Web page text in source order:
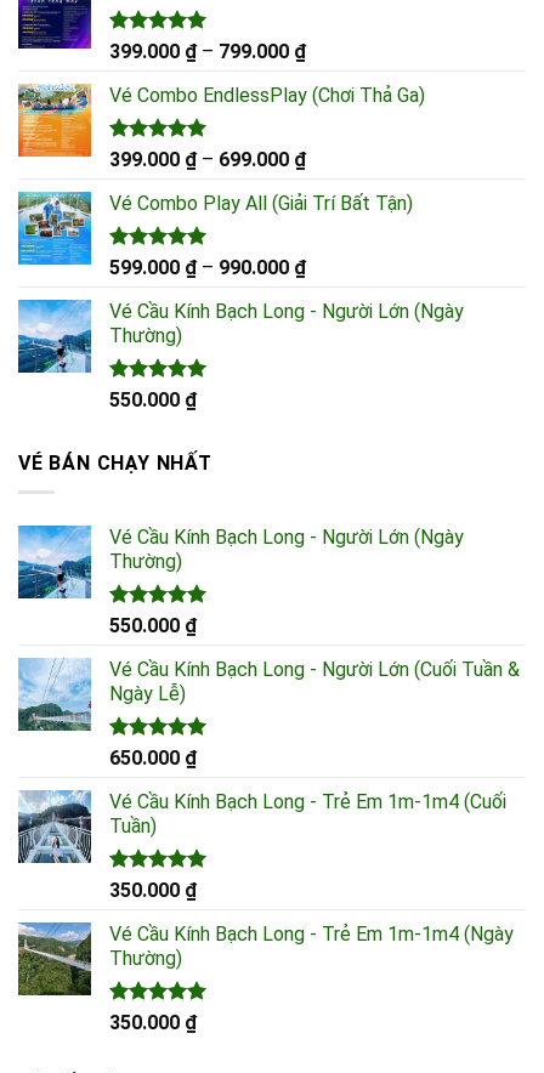
Được xếp
5.00
5 sao
399.000 ₫ – 799.000 ₫Khoảng
từ
đến
Vé Combo EndlessPlay (Chơi Thả Ga)
Được xếp
5.00
5 sao
399.000 ₫ – 699.000 ₫Khoảng
từ
đến
Vé Combo Play All (Giải Trí Bất Tận)
Được xếp
5.00
5 sao
599.000 ₫ – 990.000 ₫Khoảng
từ
Vé Cầu Kính Bạch Long - Người Lớn (Ngày
Thường)
Được xếp
5.00
550.000 ₫
VÉ BÁN CHẠY NHẤT
Vé Cầu Kính Bạch Long - Người Lớn (Ngày
Thường)
Được xếp
5.00
5 sao
550.000 ₫
Vé Cầu Kính Bạch Long - Người Lớn (Cuối Tuần &
Ngày Lễ)
Được xếp
5.00
5 sao
650.000 ₫
Vé Cầu Kính Bạch Long - Trẻ Em 1m-1m4 (Cuối
Tuần)
Được xếp
5.00
5 sao
350.000 ₫
Vé Cầu Kính Bạch Long - Trẻ Em 1m-1m4 (Ngày
Thường)
Được xếp
5.00
350.000 ₫